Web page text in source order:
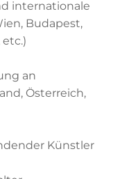
internationale
Budapest,
etc.)
an
Österreich,
Künstler